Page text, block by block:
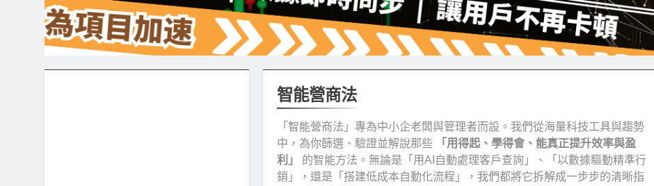
智能營商法
「智能營商法」專為中小企老闆與管理者而設。我們從海量科技工具與趨勢
中，為你篩選、驗證並解說那些
「用得起、學得會、能真正提升效率與盈
利」
的智能方法。無論是「用AI自動處理客戶查詢」、「以數據驅動精準行
銷」，還是「搭建低成本自動化流程」，我們都將它拆解成一步步的清晰指